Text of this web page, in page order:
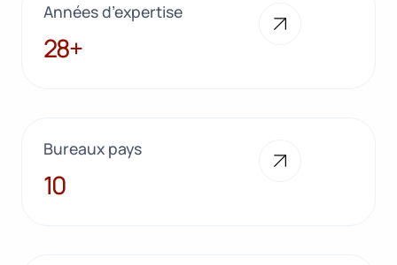
Années d’expertise
28+
28+
Bureaux pays
10
10